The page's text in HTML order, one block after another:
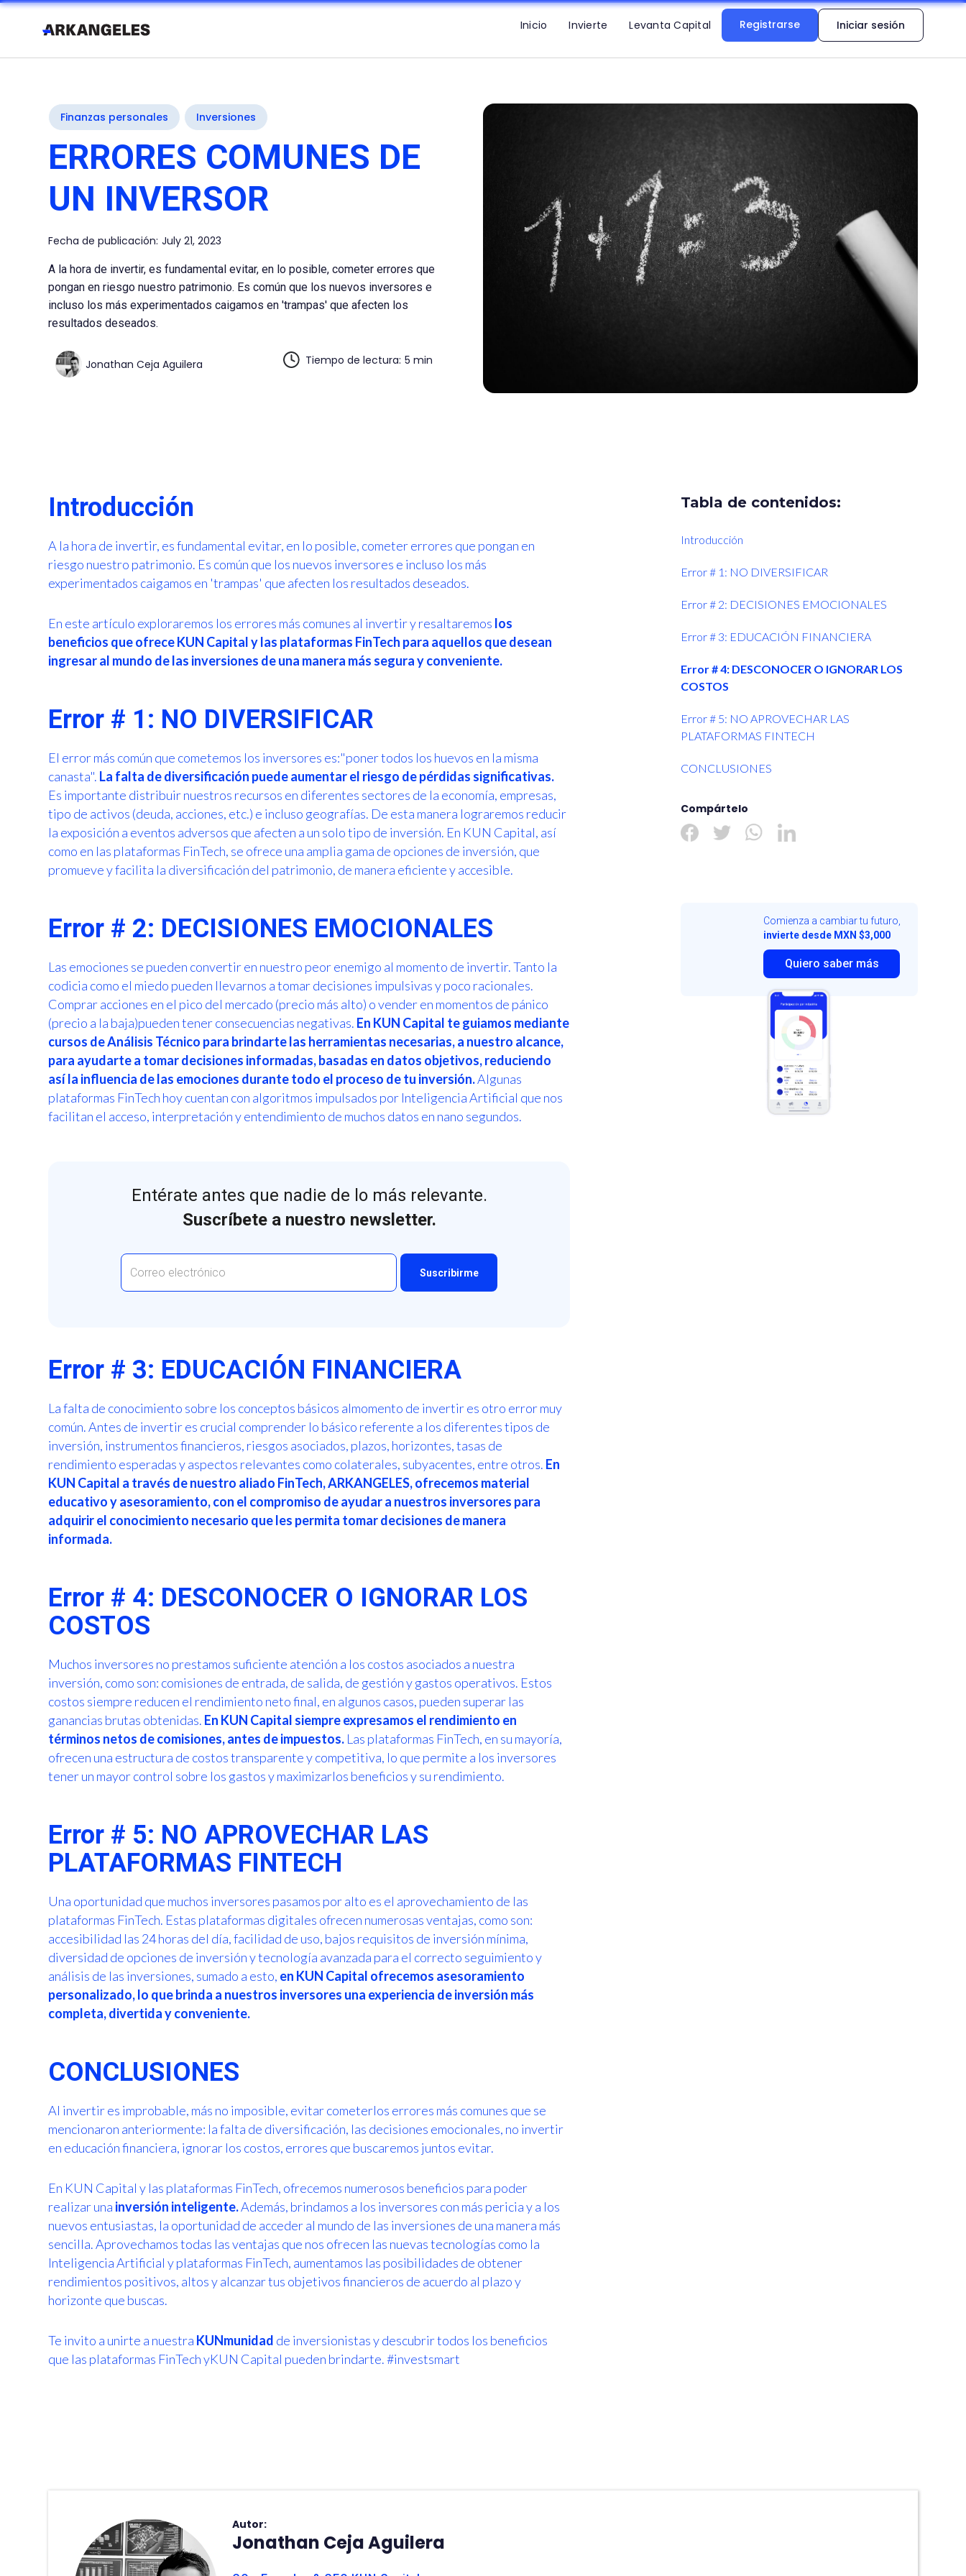
Inicio Invierte Levanta Capital Registrarse Iniciar sesión
Finanzas personales Inversiones
ERRORES COMUNES DE
UN INVERSOR
Fecha de publicación: July 21, 2023
A la hora de invertir, es fundamental evitar, en lo posible, cometer errores que
pongan en riesgo nuestro patrimonio. Es común que los nuevos inversores e
incluso los más experimentados caigamos en 'trampas' que afecten los
resultados deseados.
Jonathan Ceja Aguilera Tiempo de lectura: 5 min
Tabla de contenidos:
Introducción
Error # 1: NO DIVERSIFICAR
Error # 2: DECISIONES EMOCIONALES
Error # 3: EDUCACIÓN FINANCIERA
Error # 4: DESCONOCER O IGNORAR LOS
COSTOS
Error # 5: NO APROVECHAR LAS
PLATAFORMAS FINTECH
CONCLUSIONES
Compártelo
Comienza a cambiar tu futuro,
invierte desde MXN $3,000
Quiero saber más
Introducción
A la hora de invertir, es fundamental evitar, en lo posible, cometer errores que pongan en
riesgo nuestro patrimonio. Es común que los nuevos inversores e incluso los más
experimentados caigamos en 'trampas' que afecten los resultados deseados.
En este artículo exploraremos los errores más comunes al invertir y resaltaremos los
beneficios que ofrece KUN Capital y las plataformas FinTech para aquellos que desean
ingresar al mundo de las inversiones de una manera más segura y conveniente.
Error # 1: NO DIVERSIFICAR
El error más común que cometemos los inversores es:"poner todos los huevos en la misma
canasta". La falta de diversificación puede aumentar el riesgo de pérdidas significativas.
Es importante distribuir nuestros recursos en diferentes sectores de la economía, empresas,
tipo de activos (deuda, acciones, etc.) e incluso geografías. De esta manera lograremos reducir
la exposición a eventos adversos que afecten a un solo tipo de inversión. En KUN Capital, así
como en las plataformas FinTech, se ofrece una amplia gama de opciones de inversión, que
promueve y facilita la diversificación del patrimonio, de manera eficiente y accesible.
Error # 2: DECISIONES EMOCIONALES
Las emociones se pueden convertir en nuestro peor enemigo al momento de invertir. Tanto la
codicia como el miedo pueden llevarnos a tomar decisiones impulsivas y poco racionales.
Comprar acciones en el pico del mercado (precio más alto) o vender en momentos de pánico
(precio a la baja)pueden tener consecuencias negativas. En KUN Capital te guiamos mediante
cursos de Análisis Técnico para brindarte las herramientas necesarias, a nuestro alcance,
para ayudarte a tomar decisiones informadas, basadas en datos objetivos, reduciendo
así la influencia de las emociones durante todo el proceso de tu inversión.Algunas
plataformas FinTech hoy cuentan con algoritmos impulsados por Inteligencia Artificial que nos
facilitan el acceso, interpretación y entendimiento de muchos datos en nano segundos.
Entérate antes que nadie de lo más relevante.
Suscríbete a nuestro newsletter.
Error # 3: EDUCACIÓN FINANCIERA
La falta de conocimiento sobre los conceptos básicos almomento de invertir es otro error muy
común. Antes de invertir es crucial comprender lo básico referente a los diferentes tipos de
inversión, instrumentos financieros, riesgos asociados, plazos, horizontes, tasas de
rendimiento esperadas y aspectos relevantes como colaterales, subyacentes, entre otros. En
KUN Capital a través de nuestro aliado FinTech, ARKANGELES, ofrecemos material
educativo y asesoramiento, con el compromiso de ayudar a nuestros inversores para
adquirir el conocimiento necesario que les permita tomar decisiones de manera
informada.
Error # 4: DESCONOCER O IGNORAR LOS
COSTOS
Muchos inversores no prestamos suficiente atención a los costos asociados a nuestra
inversión, como son: comisiones de entrada, de salida, de gestión y gastos operativos. Estos
costos siempre reducen el rendimiento neto final, en algunos casos, pueden superar las
ganancias brutas obtenidas. En KUN Capital siempre expresamos el rendimiento en
términos netos de comisiones, antes de impuestos. Las plataformas FinTech, en su mayoría,
ofrecen una estructura de costos transparente y competitiva, lo que permite a los inversores
tener un mayor control sobre los gastos y maximizarlos beneficios y su rendimiento.
Error # 5: NO APROVECHAR LAS
PLATAFORMAS FINTECH
Una oportunidad que muchos inversores pasamos por alto es el aprovechamiento de las
plataformas FinTech. Estas plataformas digitales ofrecen numerosas ventajas, como son:
accesibilidad las 24 horas del día, facilidad de uso, bajos requisitos de inversión mínima,
diversidad de opciones de inversión y tecnología avanzada para el correcto seguimiento y
análisis de las inversiones, sumado a esto, en KUN Capital ofrecemos asesoramiento
personalizado, lo que brinda a nuestros inversores una experiencia de inversión más
completa, divertida y conveniente.
CONCLUSIONES
Al invertir es improbable, más no imposible, evitar cometerlos errores más comunes que se
mencionaron anteriormente: la falta de diversificación, las decisiones emocionales, no invertir
en educación financiera, ignorar los costos, errores que buscaremos juntos evitar.
En KUN Capital y las plataformas FinTech, ofrecemos numerosos beneficios para poder
realizar una inversión inteligente.Además, brindamos a los inversores con más pericia y a los
nuevos entusiastas, la oportunidad de acceder al mundo de las inversiones de una manera más
sencilla. Aprovechamos todas las ventajas que nos ofrecen las nuevas tecnologías como la
Inteligencia Artificial y plataformas FinTech, aumentamos las posibilidades de obtener
rendimientos positivos, altos y alcanzar tus objetivos financieros de acuerdo al plazo y
horizonte que buscas.
Te invito a unirte a nuestra KUNmunidad de inversionistas y descubrir todos los beneficios
que las plataformas FinTech yKUN Capital pueden brindarte. #investsmart
Autor:
Jonathan Ceja Aguilera